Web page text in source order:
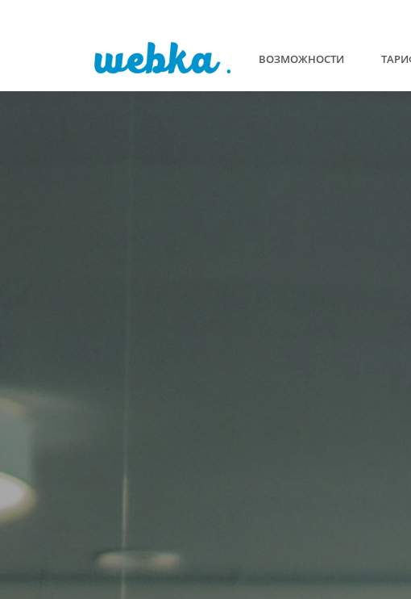
ВОЗМОЖНОСТИ